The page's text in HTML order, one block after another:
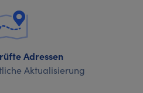
Adressen
Aktualisierung